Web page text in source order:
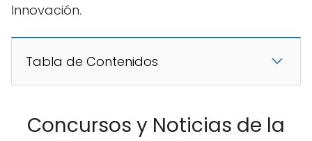
Innovación.
Tabla de Contenidos
Concursos y Noticias de la